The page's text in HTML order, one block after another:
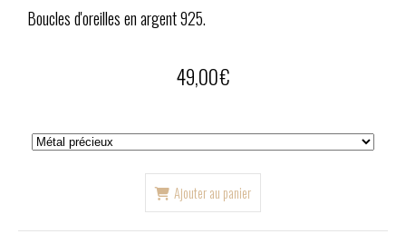
Boucles d'oreilles en argent 925.
49,00€
Ajouter au panier